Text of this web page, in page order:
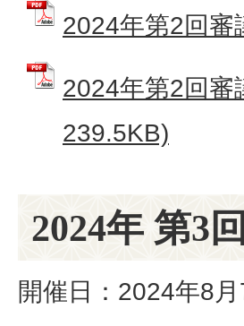
2024年第2回
2024年第2回審
239.5KB)
2024年 第3
開催日：2024年8